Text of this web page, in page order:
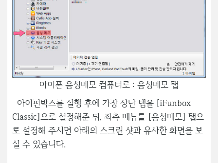
아이폰 음성메모 컴퓨터로 : 음성메모 탭
아이펀박스를 실행 후에 가장 상단 탭을 [iFunbox
Classic]으로 설정해준 뒤, 좌측 메뉴를 [음성메모] 탭으
로 설정해 주시면 아래의 스크린 샷과 유사한 화면을 보
실 수 있습니다.